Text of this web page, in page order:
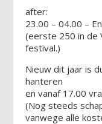
after:
23.00 – 04.00 –
(eerste 250 in de
festival.)
Nieuw dit jaar is
hanteren
en vanaf 17.00
(Nog steeds
vanwege alle